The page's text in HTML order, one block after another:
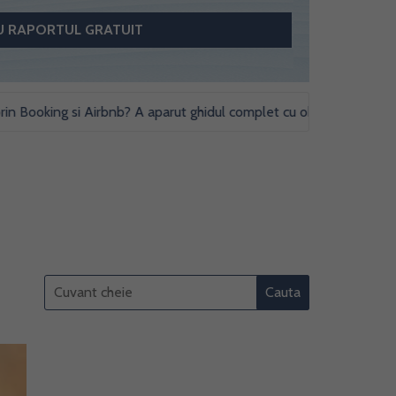
si Airbnb? A aparut ghidul complet cu obligatii fiscale si